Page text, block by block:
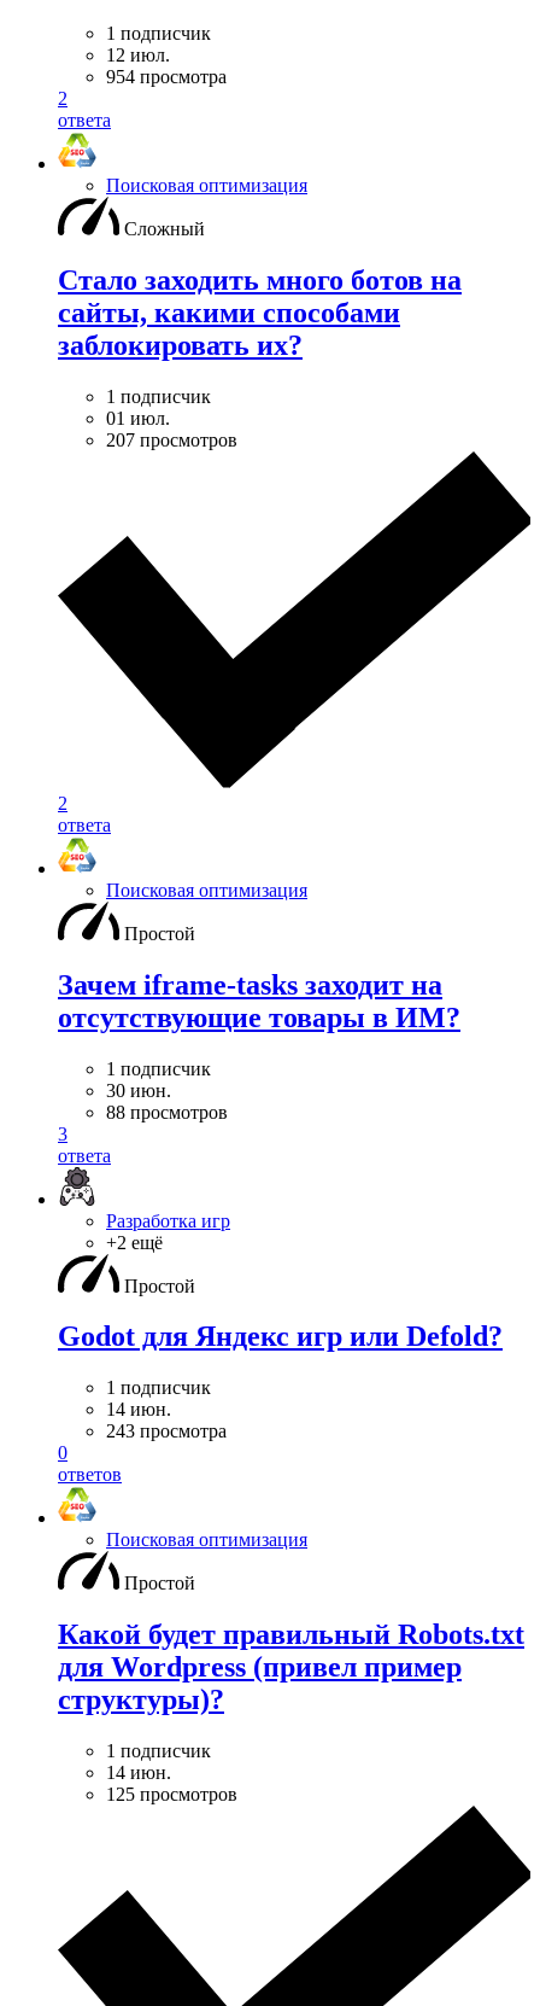
1 подписчик
12 июл.
954 просмотра
2
ответа
Поисковая оптимизация
Сложный
Стало заходить много ботов на
сайты, какими способами
заблокировать их?
1 подписчик
01 июл.
207 просмотров
2
ответа
Поисковая оптимизация
Простой
Зачем iframe-tasks заходит на
отсутствующие товары в ИМ?
1 подписчик
30 июн.
88 просмотров
3
ответа
Разработка игр
+2 ещё
Простой
Godot для Яндекс игр или Defold?
1 подписчик
14 июн.
243 просмотра
0
ответов
Поисковая оптимизация
Простой
Какой будет правильный Robots.txt
для Wordpress (привел пример
структуры)?
1 подписчик
14 июн.
125 просмотров